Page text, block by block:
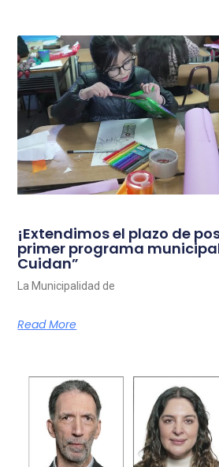
¡Extendimos el plazo de
primer programa
Cuidan”
La Municipalidad de
Read More